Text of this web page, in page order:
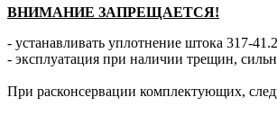
ВНИМАНИЕ ЗАПРЕЩАЕТСЯ!
- устанавливать уплотнение штока 317-
- эксплуатация при наличии трещин,
При расконсервации комплектующих,